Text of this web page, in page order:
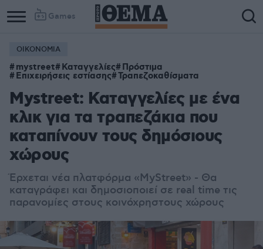
Games
ΟΙΚΟΝΟΜΙΑ
mystreet Καταγγελίες Πρόστιμα
Επιχειρήσεις εστίασης Τραπεζοκαθίσματα
Mystreet: Καταγγελίες με ένα
κλικ για τα τραπεζάκια που
καταπίνουν τους δημόσιους
χώρους
Έρχεται νέα πλατφόρμα «MyStreet» - Θα
καταγράφει και δημοσιοποιεί σε real time τις
παρανομίες στους κοινόχρηστους χώρους